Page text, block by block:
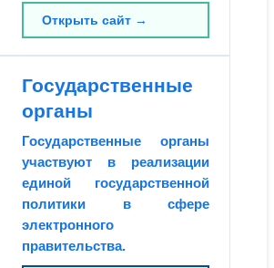
Открыть сайт →
Государственные
органы
Государственные органы
участвуют в реализации
единой государственной
политики в сфере
электронного
правительства.